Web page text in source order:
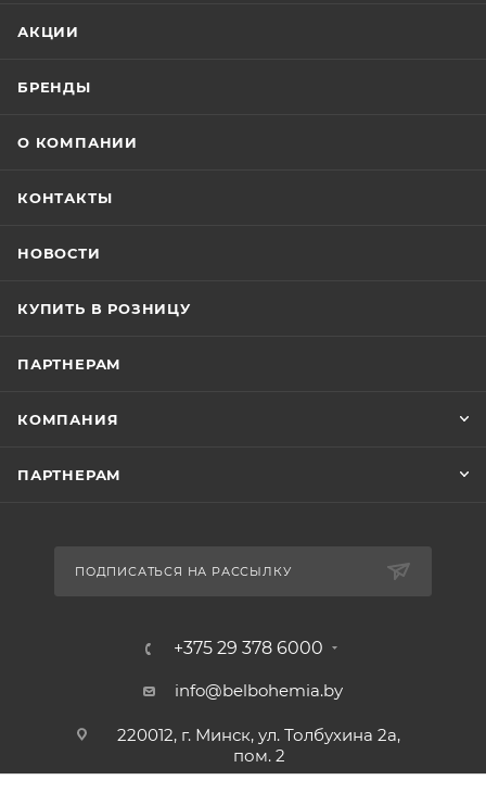
АКЦИИ
БРЕНДЫ
О КОМПАНИИ
КОНТАКТЫ
НОВОСТИ
КУПИТЬ В РОЗНИЦУ
ПАРТНЕРАМ
КОМПАНИЯ
ПАРТНЕРАМ
ПОДПИСАТЬСЯ НА РАССЫЛКУ
+375 29 378 6000
info@belbohemia.by
220012, г. Минск, ул. Толбухина 2а,
пом. 2